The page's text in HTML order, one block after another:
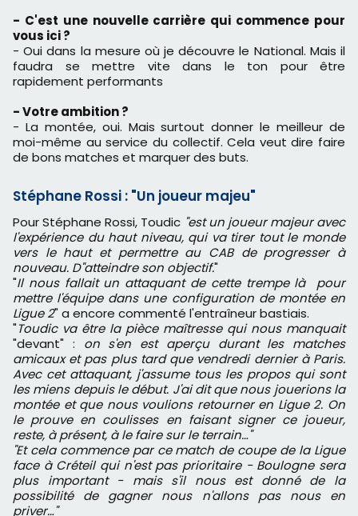
- C'est une nouvelle carrière qui commence pour
vous ici ?
- Oui dans la mesure où je découvre le National. Mais il
faudra se mettre vite dans le ton pour être
rapidement performants
- Votre ambition ?
- La montée, oui. Mais surtout donner le meilleur de
moi-même au service du collectif. Cela veut dire faire
de bons matches et marquer des buts.
Stéphane Rossi : "Un joueur majeu"
Pour Stéphane Rossi, Toudic "est un joueur majeur avec
l'expérience du haut niveau, qui va tirer tout le monde
vers le haut et permettre au CAB de progresser à
nouveau. D''atteindre son objectif."
"Il nous fallait un attaquant de cette trempe là pour
mettre l'équipe dans une configuration de montée en
Ligue 2" a encore commenté l'entraîneur bastiais.
"Toudic va être la pièce maîtresse qui nous manquait
"devant" : on s'en est aperçu durant les matches
amicaux et pas plus tard que vendredi dernier à Paris.
Avec cet attaquant, j'assume tous les propos qui sont
les miens depuis le début. J'ai dit que nous jouerions la
montée et que nous voulions retourner en Ligue 2. On
le prouve en coulisses en faisant signer ce joueur,
reste, à présent, à le faire sur le terrain…"
"Et cela commence par ce match de coupe de la Ligue
face à Créteil qui n'est pas prioritaire - Boulogne sera
plus important - mais s'il nous est donné de la
possibilité de gagner nous n'allons pas nous en
priver…"